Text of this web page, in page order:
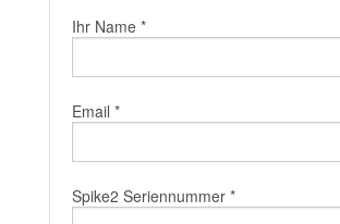
Downloads
Anleitung
Ihr Name *
Email *
Spike2 Seriennummer *